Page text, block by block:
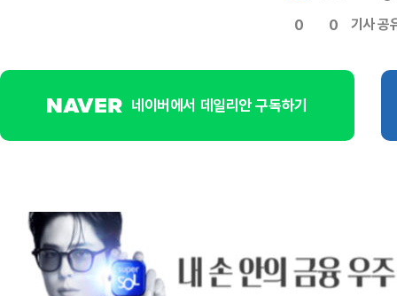
0 0 기사 공
네이버에서 데일리안 구독하기